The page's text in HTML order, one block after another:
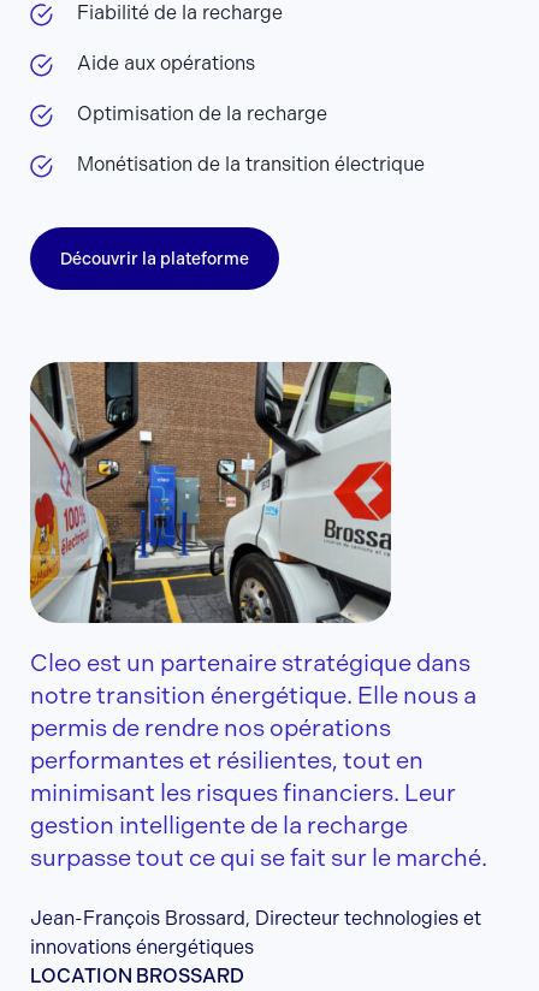
Fiabilité de la recharge
Aide aux opérations
Optimisation de la recharge
Monétisation de la transition électrique
Découvrir la plateforme
Cleo est un partenaire stratégique dans
notre transition énergétique. Elle nous a
permis de rendre nos opérations
performantes et résilientes, tout en
minimisant les risques financiers. Leur
gestion intelligente de la recharge
surpasse tout ce qui se fait sur le marché.
Jean-François Brossard, Directeur technologies et
innovations énergétiques
LOCATION BROSSARD